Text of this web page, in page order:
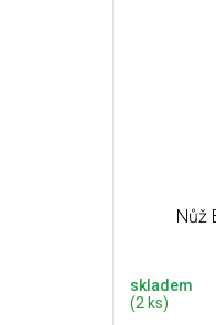
Nůž
skladem
(2 ks)